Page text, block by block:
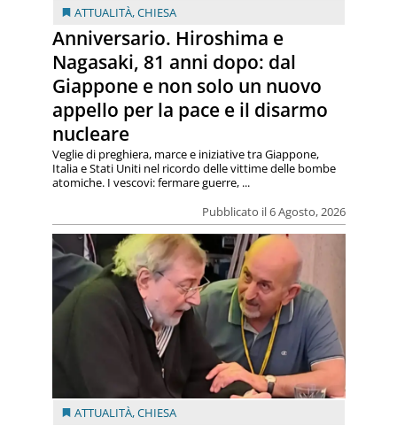
ATTUALITÀ,CHIESA
Anniversario. Hiroshima e
Nagasaki, 81 anni dopo: dal
Giappone e non solo un nuovo
appello per la pace e il disarmo
nucleare
Pubblicato il 6 Agosto, 2026
Veglie di preghiera, marce e iniziative tra Giappone,
Italia e Stati Uniti nel ricordo delle vittime delle bombe
atomiche. I vescovi: fermare guerre, ...
ATTUALITÀ,CHIESA